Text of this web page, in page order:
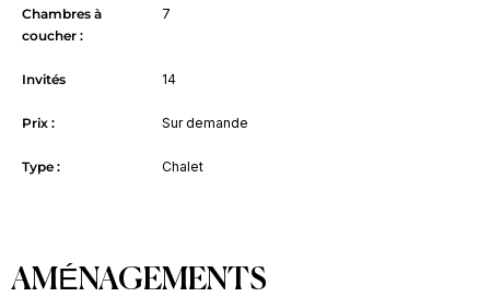
Chambres à
coucher :
7
Invités 14
Prix : Sur demande
Type : Chalet
AMÉNAGEMENTS